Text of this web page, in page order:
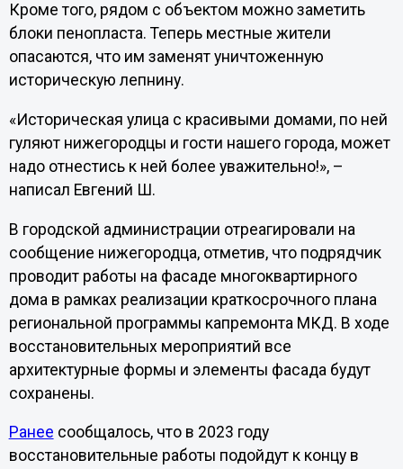
Кроме того, рядом с объектом можно заметить
блоки пенопласта. Теперь местные жители
опасаются, что им заменят уничтоженную
историческую лепнину.
«Историческая улица с красивыми домами, по ней
гуляют нижегородцы и гости нашего города, может
надо отнестись к ней более уважительно!», –
написал Евгений Ш.
В городской администрации отреагировали на
сообщение нижегородца, отметив, что подрядчик
проводит работы на фасаде многоквартирного
дома в рамках реализации краткосрочного плана
региональной программы капремонта МКД. В ходе
восстановительных мероприятий все
архитектурные формы и элементы фасада будут
сохранены.
Ранее сообщалось, что в 2023 году
восстановительные работы подойдут к концу в